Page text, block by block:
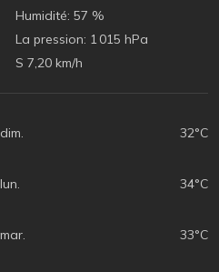
Humidité: 57 %
La pression: 1 015 hPa
S 7,20 km/h
dim. 32°C
lun. 34°C
mar. 33°C